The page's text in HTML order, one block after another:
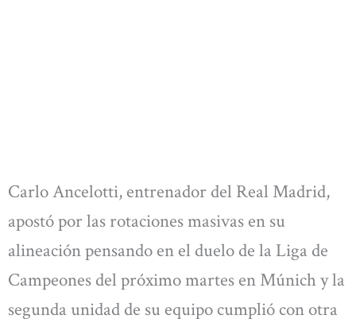
Carlo Ancelotti, entrenador del Real Madrid,
apostó por las rotaciones masivas en su
alineación pensando en el duelo de la Liga de
Campeones del próximo martes en Múnich y la
segunda unidad de su equipo cumplió con otra